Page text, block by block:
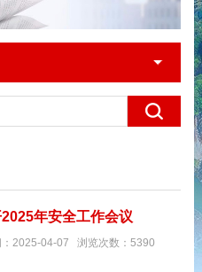
年安全工作会议
2025-04-07 浏览次数：5390